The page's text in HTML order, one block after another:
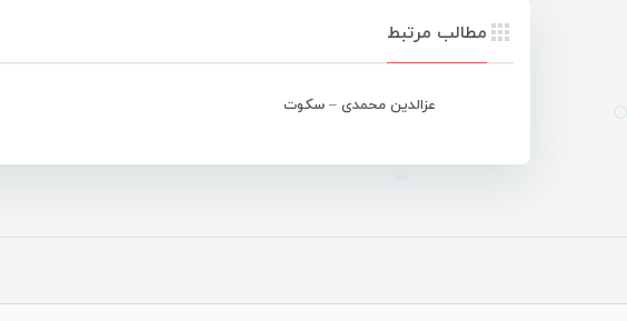
مطالب مرتبط
عزالدین محمدی – سکوت